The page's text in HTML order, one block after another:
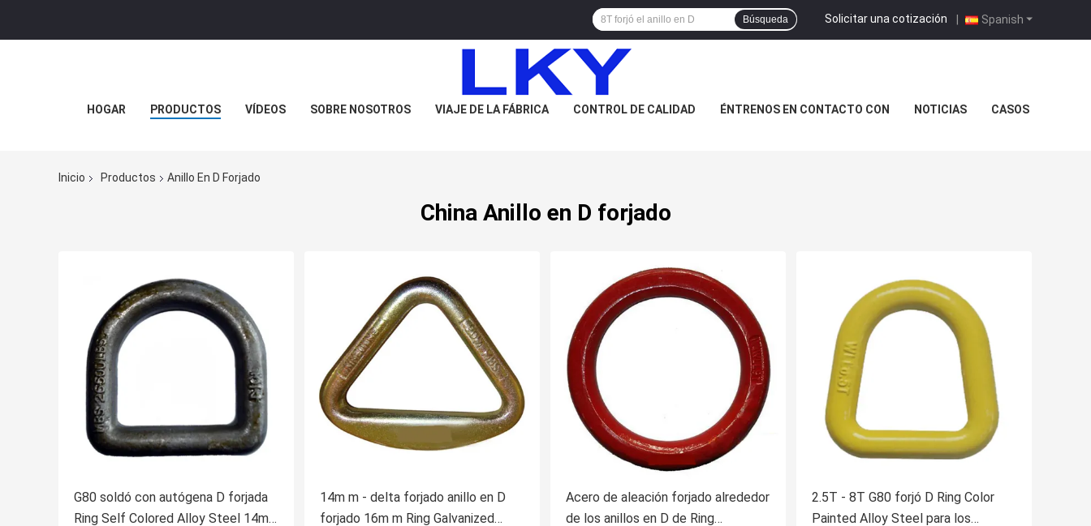
Spanish
Solicitar una cotización |
Búsqueda
HOGAR PRODUCTOS VÍDEOS SOBRE NOSOTROS VIAJE DE LA FÁBRICA CONTROL DE CALIDAD ÉNTRENOS EN CONTACTO CON NOTICIAS CASOS
Inicio Productos Anillo En D Forjado
China Anillo en D forjado
G80 soldó con autógena D forjada
Ring Self Colored Alloy Steel 14m
14m m - delta forjado anillo en D
forjado 16m m Ring Galvanized
Acero de aleación forjado alrededor
de los anillos en D de Ring
2.5T - 8T G80 forjó D Ring Color
Painted Alloy Steel para los